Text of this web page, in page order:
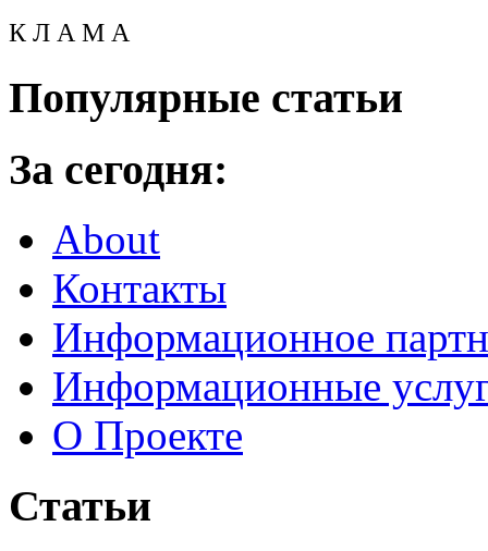
К Л А М А
Популярные статьи
За сегодня:
About
Контакты
Информационное
Информационные
О Проекте
Статьи